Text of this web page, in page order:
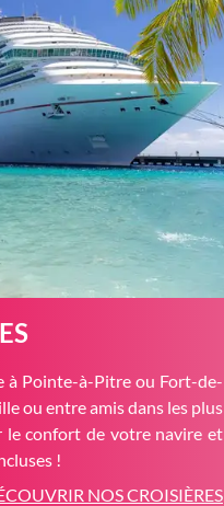
à Pointe-à-Pitre ou Fort-de-
ou entre amis dans les plus
le confort de votre navire et
!
NOS CROISIÈRES